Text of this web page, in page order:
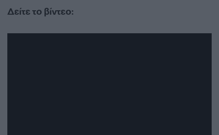
Δείτε το βίντεο: